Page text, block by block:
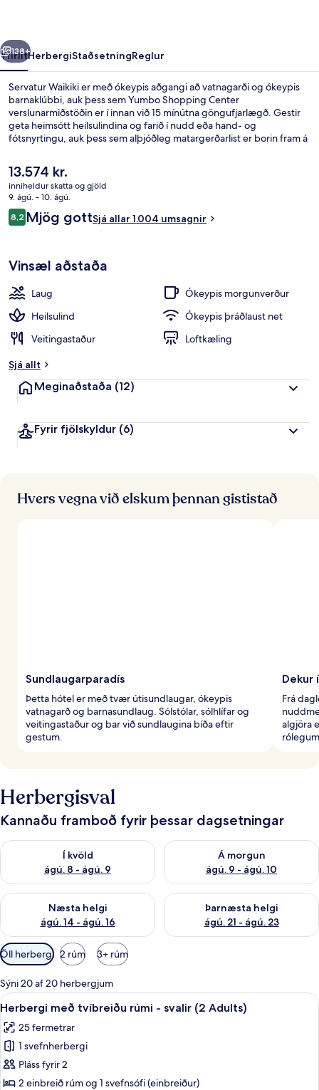
Næsta
138+
YfirlitHerbergiStaðsetningReglur
Servatur Waikiki er með ókeypis aðgangi að vatnagarði og ókeypis
barnaklúbbi, auk þess sem Yumbo Shopping Center
verslunarmiðstöðin er í innan við 15 mínútna göngufjarlægð. Gestir
geta heimsótt heilsulindina og farið í nudd eða hand- og
fótsnyrtingu, auk þess sem alþjóðleg matargerðarlist er borin fram á
kvöldverð. Á staðnum eru einnig 2 útilaugar, bar við
sundlaugarbakkann og líkamsræktaraðstaða. Aðrir gestir hafa sagt
að meðal helstu kosta gististaðarins sé hjálpsamt starfsfólk.
Núverandi
verð
er
13.574 kr.
13.574 kr.
inniheldur skatta og gjöld
9. ágú. - 10. ágú.
Umsagnir
8,28,2 af 10
Mjög gottSjá allar 1.004 umsagnir
Vinsæl aðstaða
Laug
Ókeypis morgunverður
Heilsulind
Ókeypis þráðlaust net
Veitingastaður
Loftkæling
Sjá allt
Meginaðstaða (12)
Fyrir fjölskyldur (6)
Hvers vegna við elskum þennan gististað
Sundlaugarparadís
Þetta hótel er með tvær útisundlaugar, ókeypis
vatnagarð og barnasundlaug. Sólstólar, sólhlífar og
veitingastaður og bar við sundlaugina bíða eftir
gestum.
Dekur
Frá
algjöra
Herbergisval
Kannaðu framboð fyrir þessar dagsetningar
Í kvöld
ágú. 8 - ágú. 9
Athuga framboð í kvöld ágú. 8 - ágú. 9
Á morgun
ágú. 9 - ágú. 10
Athuga framboð á morgun
Næsta helgi
ágú. 14 - ágú. 16
Athuga framboð næstu helgi ágú. 14 - ágú. 16
Þarnæsta helgi
ágú. 21 - ágú. 23
Athuga framboð þarnæstu
Síur
í
boði
fyrir
herbergi
Öll herbergi 2 rúm 3+ rúm
Sýni 20 af 20 herbergjum
Skoða
allar
myndir
fyrir
Herbergi
með
Herbergi með tvíbreiðu rúmi - svalir
15
Herbergi með tvíbreiðu rúmi - svalir (2 Adults)
25 fermetrar
1 svefnherbergi
Pláss fyrir 2
2 einbreið rúm og 1 svefnsófi (einbreiður)